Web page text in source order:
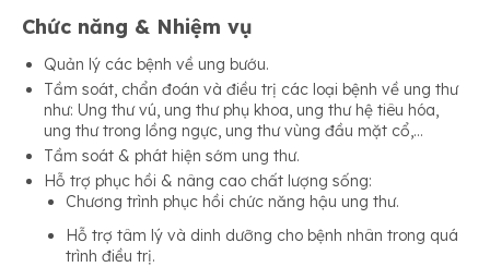
Chức năng & Nhiệm vụ
Quản lý các bệnh về ung bướu.
Tầm soát, chẩn đoán và điều trị các loại bệnh về ung thư
như: Ung thư vú, ung thư phụ khoa, ung thư hệ tiêu hóa,
ung thư trong lồng ngực, ung thư vùng đầu mặt cổ,…
Tầm soát & phát hiện sớm ung thư.
Hỗ trợ phục hồi & nâng cao chất lượng sống:
Chương trình phục hồi chức năng hậu ung thư.
Hỗ trợ tâm lý và dinh dưỡng cho bệnh nhân trong quá
trình điều trị.